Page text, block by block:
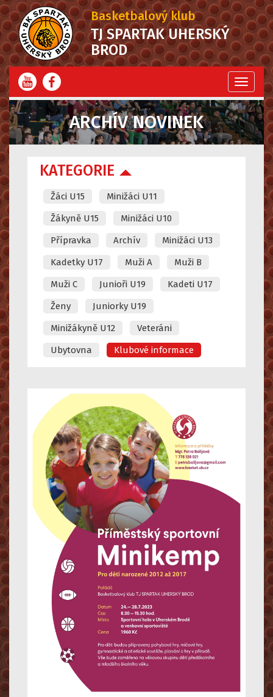
Basketbalový klub
TJ SPARTAK UHERSKÝ
BROD
Menu
ARCHÍV NOVINEK
KATEGORIE
Žáci U15
Minižáci U11
Žákyně U15
Minižáci U10
Přípravka
Archív
Minižáci U13
Kadetky U17
Muži A
Muži B
Muži C
Junioři U19
Kadeti U17
Ženy
Juniorky U19
Minižákyně U12
Veteráni
Ubytovna
Klubové informace